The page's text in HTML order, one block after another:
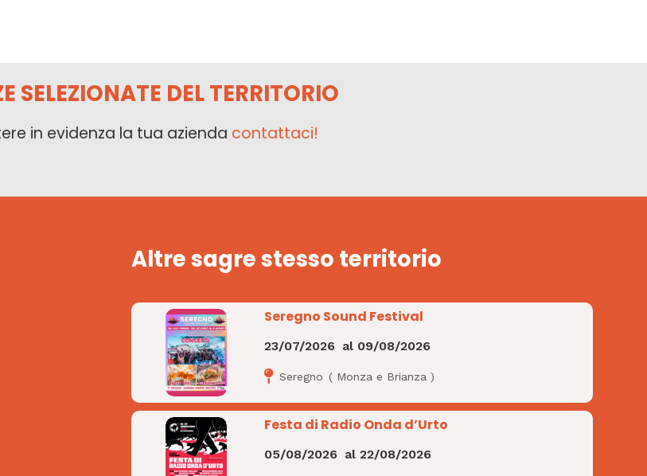
SELEZIONATE DEL TERRITORIO
in evidenza la tua azienda contattaci!
Altre sagre stesso territorio
Seregno Sound Festival
23/07/2026 al 09/08/2026
Seregno ( Monza e Brianza )
Festa di Radio Onda d’Urto
05/08/2026 al22/08/2026